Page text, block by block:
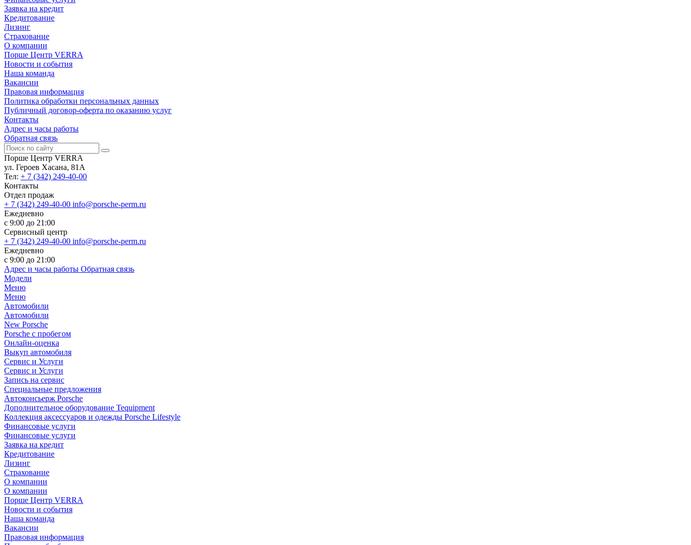
Заявка на кредит
Кредитование
Лизинг
Страхование
О компании
Порше Центр VERRA
Новости и события
Наша команда
Вакансии
Правовая информация
Политика обработки персональных данных
Публичный договор-оферта по оказанию услуг
Контакты
Адрес и часы работы
Обратная связь
Порше Центр VERRA
ул. Героев Хасана, 81А
Тел: + 7 (342) 249-40-00
Контакты
Отдел продаж
+ 7 (342) 249-40-00 info@porsche-perm.ru
Ежедневно
с 9:00 до 21:00
Сервисный центр
+ 7 (342) 249-40-00 info@porsche-perm.ru
Ежедневно
с 9:00 до 21:00
Адрес и часы работы Обратная связь
Модели
Меню
Меню
Автомобили
Автомобили
New Porsche
Porsche с пробегом
Онлайн-оценка
Выкуп автомобиля
Сервис и Услуги
Сервис и Услуги
Запись на сервис
Специальные предложения
Автоконсьерж Porsche
Дополнительное оборудование Tequipment
Коллекция аксессуаров и одежды Porsche Lifestyle
Финансовые услуги
Финансовые услуги
Заявка на кредит
Кредитование
Лизинг
Страхование
О компании
О компании
Порше Центр VERRA
Новости и события
Наша команда
Вакансии
Правовая информация